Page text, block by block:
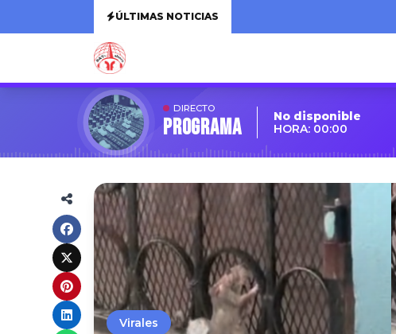
ÚLTIMAS NOTICIAS
DIRECTO
Programa
No disponible
HORA: 00:00
Virales